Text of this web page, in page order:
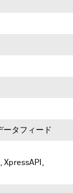
ータフィード
, XpressAPI ,